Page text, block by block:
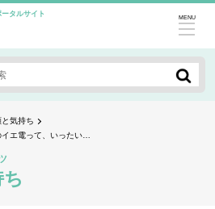
タルサイト MENU
と気持ち
エ電って、いったい…